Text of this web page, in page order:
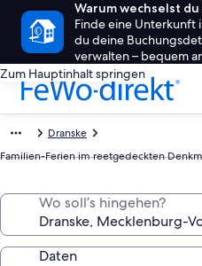
Warum wechselst
Finde eine Unterkunft
du deine
verwalten – bequem
Zum Hauptinhalt springen
Dranske
Familien-Ferien im reetgedeckten
Wo soll’s hingehen?
Daten